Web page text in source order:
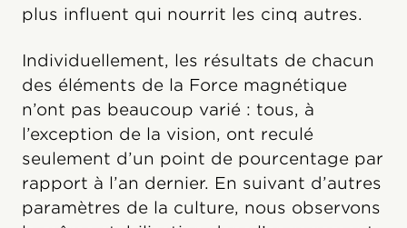
plus influent qui nourrit les cinq autres.
Individuellement, les résultats de chacun
des éléments de la Force magnétique
n’ont pas beaucoup varié : tous, à
l’exception de la vision, ont reculé
seulement d’un point de pourcentage par
rapport à l’an dernier. En suivant d’autres
paramètres de la culture, nous observons